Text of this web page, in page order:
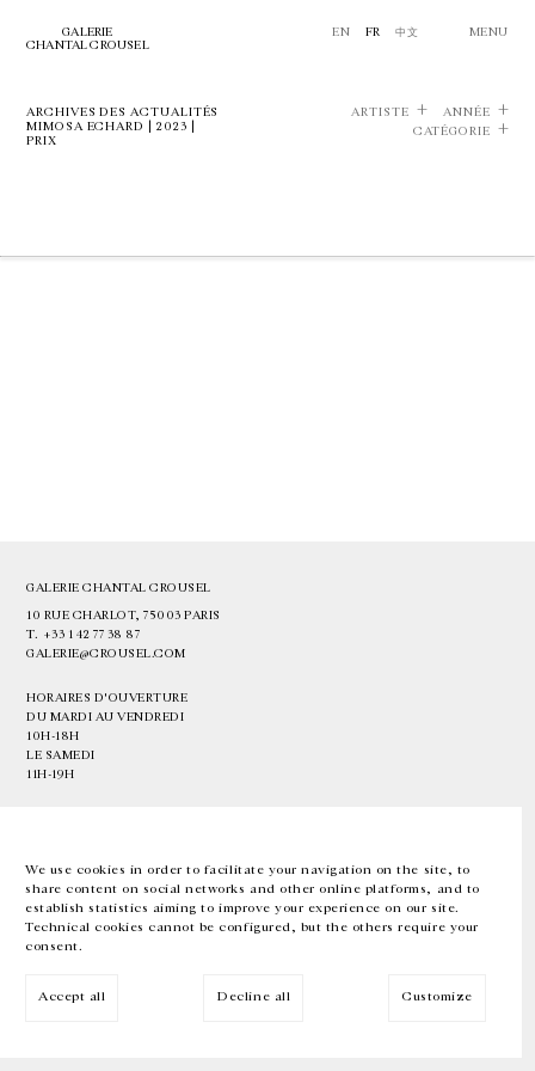
We use cookies in order to facilitate your navigation on the site, to
share content on social networks and other online platforms, and to
establish statistics aiming to improve your experience on our site.
Technical cookies cannot be configured, but the others require your
consent.
Accept all Decline all Customize
GALERIE
CHANTAL CROUSEL
EN FR 中文 MENU
ARCHIVES DES ACTUALITÉS
MIMOSA ECHARD | 2023 |
PRIX
ARTISTE
ANNÉE
CATÉGORIE
GALERIE CHANTAL CROUSEL
10 RUE CHARLOT, 75003 PARIS
T. +33 1 42 77 38 87
GALERIE@CROUSEL.COM
HORAIRES D'OUVERTURE
DU MARDI AU VENDREDI
10H-18H
LE SAMEDI
11H-19H
EN FR 中文 Facebook Instagram
Inscrivez-vous à notre newsletter